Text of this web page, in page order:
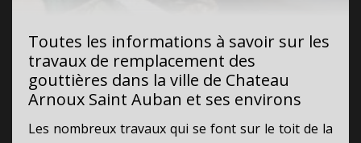
Toutes les informations à savoir sur les
travaux de remplacement des
gouttières dans la ville de Chateau
Arnoux Saint Auban et ses environs
Les nombreux travaux qui se font sur le toit de la